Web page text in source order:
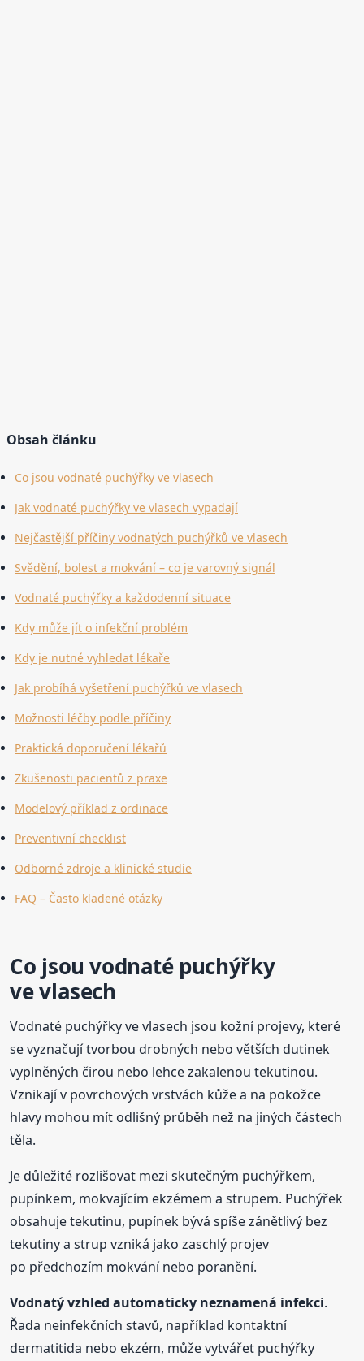
Obsah článku
Co jsou vodnaté puchýřky ve vlasech
Jak vodnaté puchýřky ve vlasech vypadají
Nejčastější příčiny vodnatých puchýřků ve vlasech
Svědění, bolest a mokvání – co je varovný signál
Vodnaté puchýřky a každodenní situace
Kdy může jít o infekční problém
Kdy je nutné vyhledat lékaře
Jak probíhá vyšetření puchýřků ve vlasech
Možnosti léčby podle příčiny
Praktická doporučení lékařů
Zkušenosti pacientů z praxe
Modelový příklad z ordinace
Preventivní checklist
Odborné zdroje a klinické studie
FAQ – Často kladené otázky
Co jsou vodnaté puchýřky
ve vlasech
Vodnaté puchýřky ve vlasech jsou kožní projevy, které
se vyznačují tvorbou drobných nebo větších dutinek
vyplněných čirou nebo lehce zakalenou tekutinou.
Vznikají v povrchových vrstvách kůže a na pokožce
hlavy mohou mít odlišný průběh než na jiných částech
těla.
Je důležité rozlišovat mezi skutečným puchýřkem,
pupínkem, mokvajícím ekzémem a strupem. Puchýřek
obsahuje tekutinu, pupínek bývá spíše zánětlivý bez
tekutiny a strup vzniká jako zaschlý projev
po předchozím mokvání nebo poranění.
Vodnatý vzhled automaticky neznamená infekci.
Řada neinfekčních stavů, například kontaktní
dermatitida nebo ekzém, může vytvářet puchýřky